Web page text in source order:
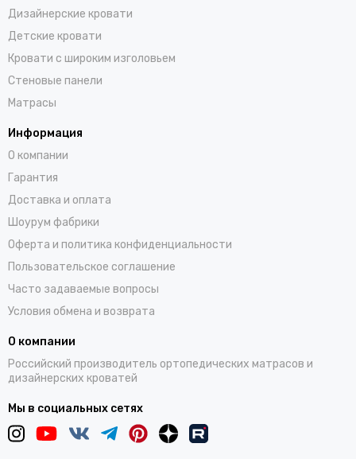
Дизайнерские кровати
Детские кровати
Кровати с широким изголовьем
Стеновые панели
Матрасы
Информация
О компании
Гарантия
Доставка и оплата
Шоурум фабрики
Оферта и политика конфиденциальности
Пользовательское соглашение
Часто задаваемые вопросы
Условия обмена и возврата
О компании
Российский производитель ортопедических матрасов и
дизайнерских кроватей
Мы в социальных сетях